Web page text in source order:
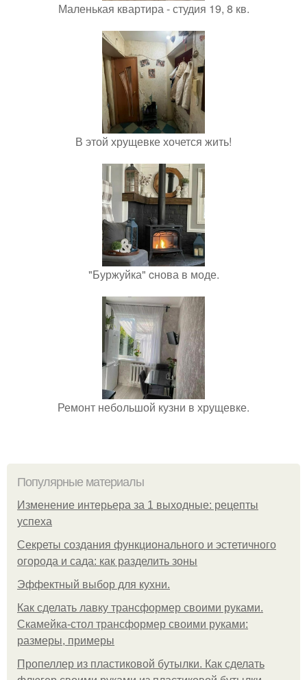
Маленькая квартира - студия 19, 8 кв.
В этой хрущевке хочется жить!
"Буржуйка" cнова в моде.
Ремонт небольшой кузни в хрущевке.
Популярные материалы
Изменение интерьера за 1 выходные: рецепты
успеха
Секреты создания функционального и эстетичного
огорода и сада: как разделить зоны
Эффектный выбор для кухни.
Как сделать лавку трансформер своими руками.
Скамейка-стол трансформер своими руками:
размеры, примеры
Пропеллер из пластиковой бутылки. Как сделать